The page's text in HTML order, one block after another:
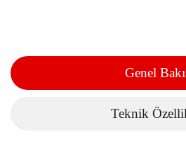
Genel
Teknik